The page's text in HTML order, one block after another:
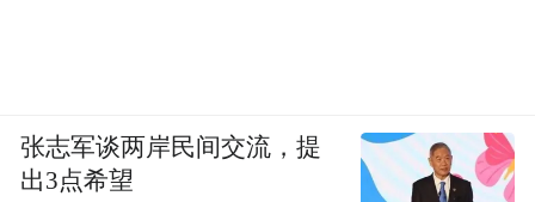
张志军谈两岸民间交流，提
出3点希望